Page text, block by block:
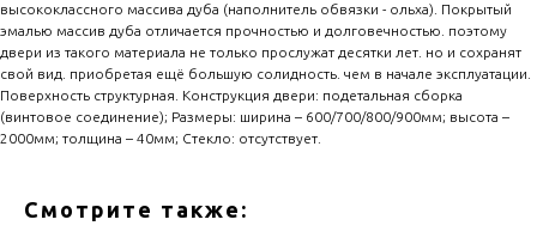
высококлассного массива дуба (наполнитель обвязки - ольха). Покрытый
эмалью массив дуба отличается прочностью и долговечностью. поэтому
двери из такого материала не только прослужат десятки лет. но и сохранят
свой вид. приобретая ещё большую солидность. чем в начале эксплуатации.
Поверхность структурная. Конструкция двери: подетальная сборка
(винтовое соединение); Размеры: ширина – 600/700/800/900мм; высота –
2000мм; толщина – 40мм; Стекло: отсутствует.
Смотрите также: